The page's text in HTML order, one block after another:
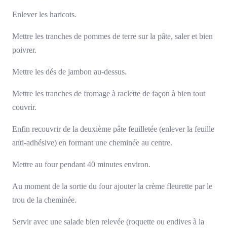
Enlever les haricots.
Mettre les tranches de pommes de terre sur la pâte, saler et bien
poivrer.
Mettre les dés de jambon au-dessus.
Mettre les tranches de fromage à raclette de façon à bien tout
couvrir.
Enfin recouvrir de la deuxième pâte feuilletée (enlever la feuille
anti-adhésive) en formant une cheminée au centre.
Mettre au four pendant 40 minutes environ.
Au moment de la sortie du four ajouter la crème fleurette par le
trou de la cheminée.
Servir avec une salade bien relevée (roquette ou endives à la